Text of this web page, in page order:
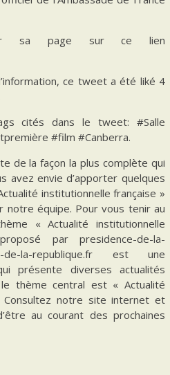
sa page sur ce lien
ce tweet a été liké 4
cités dans le tweet: #Salle
#film #Canberra.
de la façon la plus complète qui
avez envie d’apporter quelques
institutionnelle française »
équipe. Pour vous tenir au
« Actualité institutionnelle
par presidence-de-la-
de-la-republique.fr est une
présente diverses actualités
thème central est « Actualité
Consultez notre site internet et
au courant des prochaines